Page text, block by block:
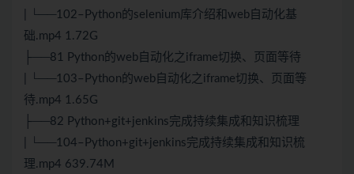
| └──102–Python的selenium库介绍和web自动化基
础.mp4 1.72G
├──81 Python的web自动化之iframe切换、页面等待
| └──103–Python的web自动化之iframe切换、页面等
待.mp4 1.65G
├──82 Python+git+jenkins完成持续集成和知识梳理
| └──104–Python+git+jenkins完成持续集成和知识梳
理.mp4 639.74M